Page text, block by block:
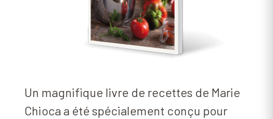
Un magnifique livre de recettes de Marie
Chioca a été spécialement conçu pour